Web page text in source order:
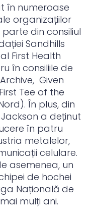
în numeroase
organizațiilor
din consiliul
Sandhills
First Health
în consiliile de
Given
Tee of the
În plus, din
a deținut
în patru
metalelor,
celulare.
asemenea, un
de hochei
Națională de
mulți ani.